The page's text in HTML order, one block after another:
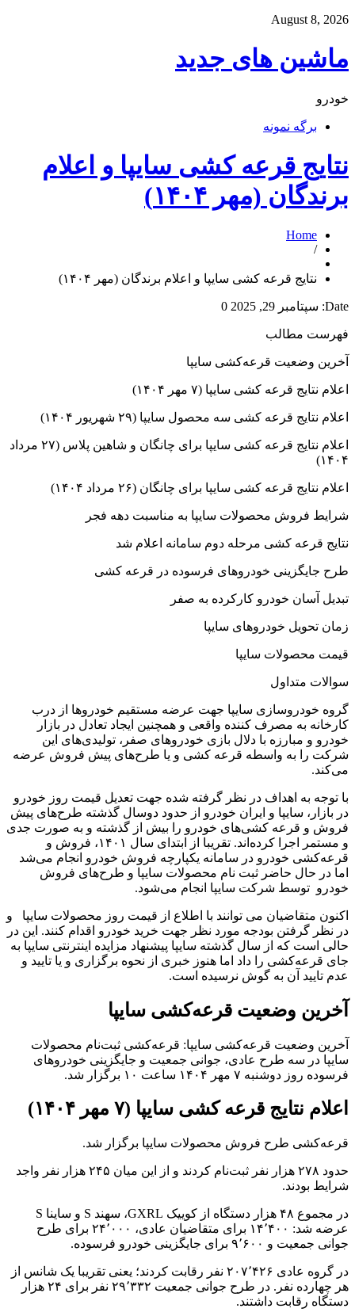
August 8, 2026
ماشین های جدید
خودرو
برگه نمونه
نتایج قرعه کشی سایپا و اعلام
برندگان (مهر ۱۴۰۴)
Home
/
نتایج قرعه کشی سایپا و اعلام برندگان (مهر ۱۴۰۴)
Date: سپتامبر 29, 2025 0
فهرست مطالب
آخرین وضعیت قرعه‌کشی سایپا
اعلام نتایج قرعه کشی سایپا (۷ مهر ۱۴۰۴)
اعلام نتایج قرعه کشی سه محصول سایپا (۲۹ شهریور ۱۴۰۴)
اعلام نتایج قرعه کشی سایپا برای چانگان و شاهین پلاس (۲۷ مرداد
۱۴۰۴)
اعلام نتایج قرعه کشی سایپا برای چانگان (۲۶ مرداد ۱۴۰۴)
شرایط فروش محصولات سایپا به مناسبت دهه فجر
نتایج قرعه کشی مرحله دوم سامانه اعلام شد
طرح جایگزینی خودروهای فرسوده در قرعه کشی
تبدیل آسان خودرو کارکرده به صفر
زمان تحویل خودروهای سایپا
قیمت محصولات سایپا
سوالات متداول
گروه خودروسازی سایپا جهت عرضه مستقیم خودروها از درب
کارخانه به مصرف کننده واقعی و همچنین ایجاد تعادل در بازار
خودرو و مبارزه با دلال بازی خودروهای صفر، تولیدی‌های این
شرکت را به واسطه قرعه کشی و یا طرح‌های پیش فروش عرضه
می‌کند.
با توجه به اهداف در نظر گرفته شده جهت تعدیل قیمت روز خودرو
در بازار، سایپا و ایران خودرو از حدود دوسال گذشته طرح‌های پیش
فروش و قرعه کشی‌های خودرو را بیش از گذشته و به صورت جدی
و مستمر اجرا کرده‌اند. تقریبا از ابتدای سال ۱۴۰۱، فروش و
قرعه‌کشی خودرو در سامانه یکپارچه فروش خودرو انجام می‌شد
اما در حال حاضر ثبت نام محصولات سایپا و طرح‌های فروش
خودرو توسط شرکت سایپا انجام می‌شود.
اکنون متقاضیان می توانند با اطلاع از قیمت روز محصولات سایپا و
در نظر گرفتن بودجه مورد نظر جهت خرید خودرو اقدام کنند. این در
حالی است که از سال گذشته سایپا پیشنهاد مزایده اینترنتی سایپا به
جای قرعه‌کشی‌ را داد اما هنوز خبری از نحوه برگزاری و یا تایید و
عدم تایید آن به گوش نرسیده است.
آخرین وضعیت قرعه‌کشی سایپا
آخرین وضعیت قرعه‌کشی سایپا: قرعه‌کشی ثبت‌نام محصولات
سایپا در سه طرح عادی، جوانی جمعیت و جایگزینی خودروهای
فرسوده روز دوشنبه ۷ مهر ۱۴۰۴ ساعت ۱۰ برگزار شد.
اعلام نتایج قرعه کشی سایپا (۷ مهر ۱۴۰۴)
قرعه‌کشی طرح فروش محصولات سایپا برگزار شد.
حدود ۲۷۸ هزار نفر ثبت‌نام کردند و از این میان ۲۴۵ هزار نفر واجد
شرایط بودند.
در مجموع ۴۸ هزار دستگاه از کوییک GXRL، سهند S و ساینا S
عرضه شد: ۱۴٬۴۰۰ برای متقاضیان عادی، ۲۴٬۰۰۰ برای طرح
جوانی جمعیت و ۹٬۶۰۰ برای جایگزینی خودرو فرسوده.
در گروه عادی ۲۰۷٬۴۲۶ نفر رقابت کردند؛ یعنی تقریبا یک شانس از
هر چهارده نفر. در طرح جوانی جمعیت ۲۹٬۳۳۲ نفر برای ۲۴ هزار
دستگاه رقابت داشتند.